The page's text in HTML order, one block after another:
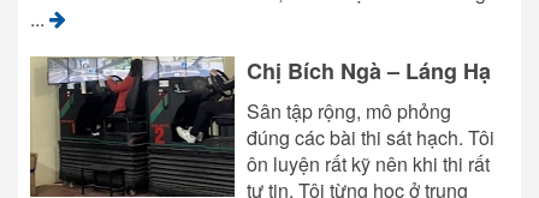
...
Chị Bích Ngà – Láng Hạ
Sân tập rộng, mô phỏng
đúng các bài thi sát hạch. Tôi
ôn luyện rất kỹ nên khi thi rất
tự tin. Tôi từng học ở trung